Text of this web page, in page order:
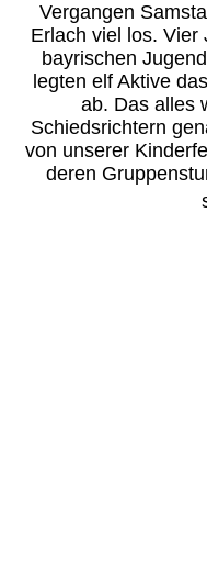
Vergangen
Erlach viel los. Vier
bayrischen
legten elf Aktive
ab. Das alles
Schiedsrichtern
von unserer
deren